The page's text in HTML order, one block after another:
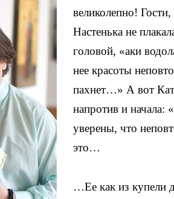
великолепно!
Настенька не
головой, «аки
нее красоты
пахнет…» А вот
напротив и
уверены, что
это…
…Ее как из купели